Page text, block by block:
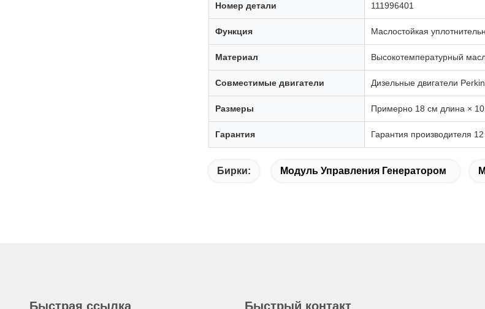
Номер детали 111996401
Функция Маслостойкая
Материал Высокотемпературный
Совместимые двигатели Дизельные двигатели
Размеры Примерно 18 см длина ×
Гарантия Гарантия производителя
Бирки: Модуль Управления Генератором
Быстрая ссылка Быстрый контакт